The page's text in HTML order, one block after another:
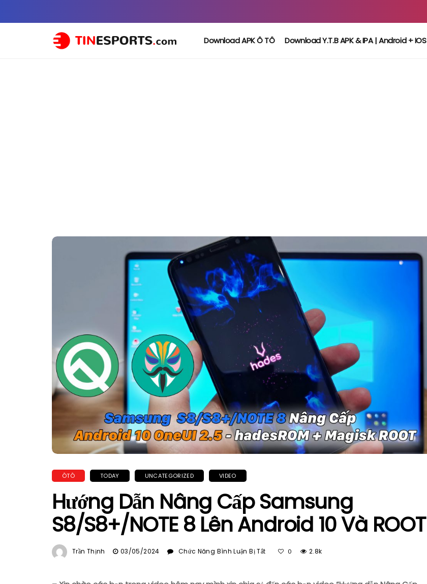
Download APK Ô TÔ Download Y.T.B APK & IPA | Android + IOS
ÔTÔ TODAY UNCATEGORIZED VIDEO
Hướng Dẫn Nâng Cấp Samsung
S8/S8+/NOTE 8 Lên Android 10 Và ROOT
Trần Thịnh 03/05/2024 Chức Năng Bình Luận Bị Tắt 0 2.8k